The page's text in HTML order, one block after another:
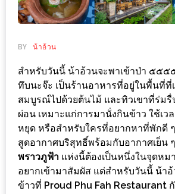
ชิม
ที่
FESTIVAL
10
ร้าน
พ่อ
ค้า
แซ่บ
แม่ค้า
BY น้าอ้วน
สำหรับวันนี้ น้าอ้วนจะพาเข้าป่า ๕๕๕
ทึบนะจ๊ะ เป็นร้านอาหารที่อยู่ในพื้นที่ที่
สมบูรณ์ไปด้วยต้นไม้ และทิวเขาที่ร่มรื่
ผ่อน เหมาะแก่การมานั่งกินข้าว ใช้เว
หยุด หรือสำหรับใครที่อยากหาที่พักดี
สูดอากาศบริสุทธิ์พร้อมกับอากาศเย็น ๆ
พราวภูฟ้า แห่งนี้ต้องเป็นหนึ่งในจุดห
อยากเข้ามาสัมผัส แต่สำหรับวันนี้ น้า
ข้าวที่ Proud Phu Fah Restaurant